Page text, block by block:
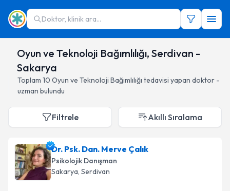
Doktor, klinik ara...
Oyun ve Teknoloji Bağımlılığı, Serdivan -
Sakarya
Toplam 10 Oyun ve Teknoloji Bağımlılığı tedavisi yapan doktor -
uzman bulundu
Filtrele Akıllı Sıralama
Dr. Psk. Dan. Merve Çalık
Psikolojik Danışman
Sakarya, Serdivan